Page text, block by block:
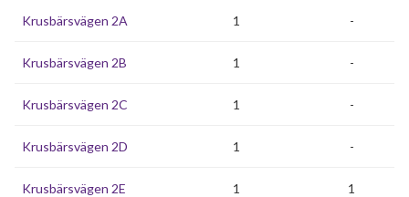
Krusbärsvägen 2A 1 -
Krusbärsvägen 2B 1 -
Krusbärsvägen 2C 1 -
Krusbärsvägen 2D 1 -
Krusbärsvägen 2E 1 1